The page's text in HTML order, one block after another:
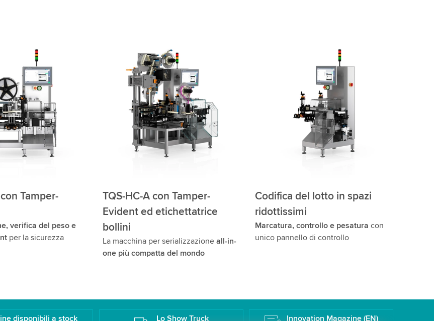
Tamper-
verifica del peso e
per la sicurezza
TQS-HC-A con Tamper-
Evident ed etichettatrice
bollini
La macchina per serializzazioneall-in-
one più compatta del mondo
Codifica del lotto in spazi
ridottissimi
Marcatura, controllo e pesatura con
unico pannello di controllo
disponibili a stock Lo Show Truck Innovation Magazine (EN)